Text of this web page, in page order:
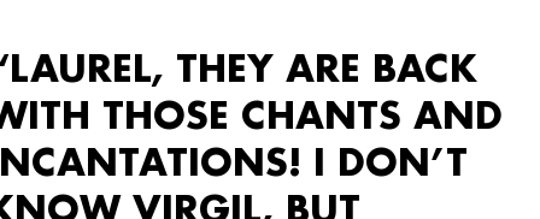
THEY ARE BACK
THOSE CHANTS AND
I DON’T
VIRGIL, BUT